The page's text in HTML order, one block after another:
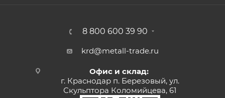
8 800 600 39 90
krd@metall-trade.ru
Офис и склад:
г. Краснодар п. Березовый, ул.
Скульптора Коломийцева, 61